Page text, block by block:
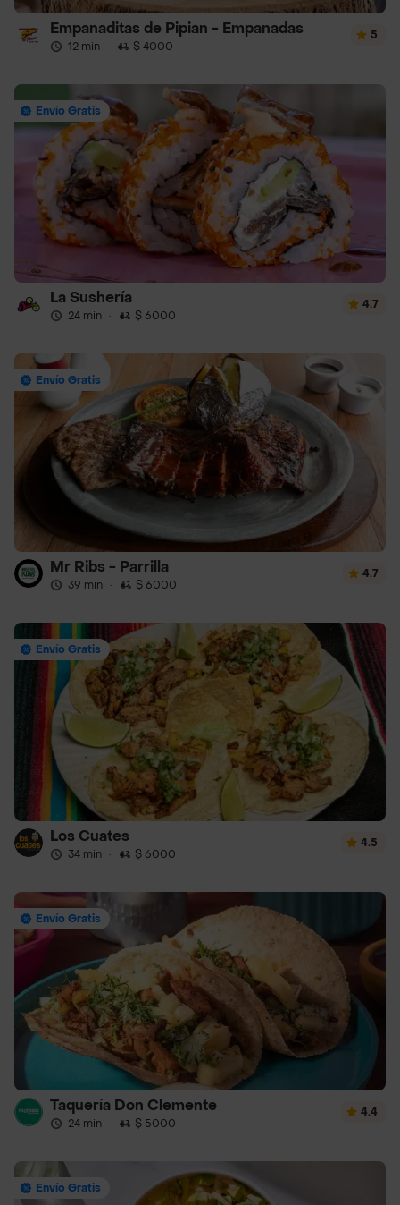
Empanaditas de Pipian - Empanadas
12 min · $ 4000
5
Envío Gratis
La Sushería
24 min · $ 6000
4.7
Envío Gratis
Mr Ribs - Parrilla
39 min · $ 6000
4.7
Envío Gratis
Los Cuates
34 min · $ 6000
4.5
Envío Gratis
Taquería Don Clemente
24 min · $ 5000
4.4
Envío Gratis